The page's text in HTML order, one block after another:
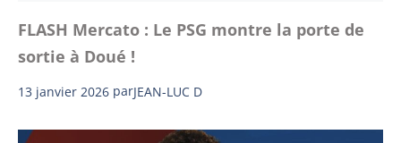
FLASH Mercato : Le PSG montre la porte de
sortie à Doué !
13 janvier 2026 parJEAN-LUC D